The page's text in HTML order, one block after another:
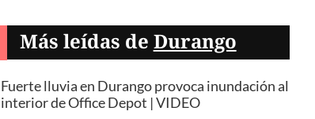
Más leídas de Durango
Fuerte lluvia en Durango provoca inundación al
interior de Office Depot | VIDEO